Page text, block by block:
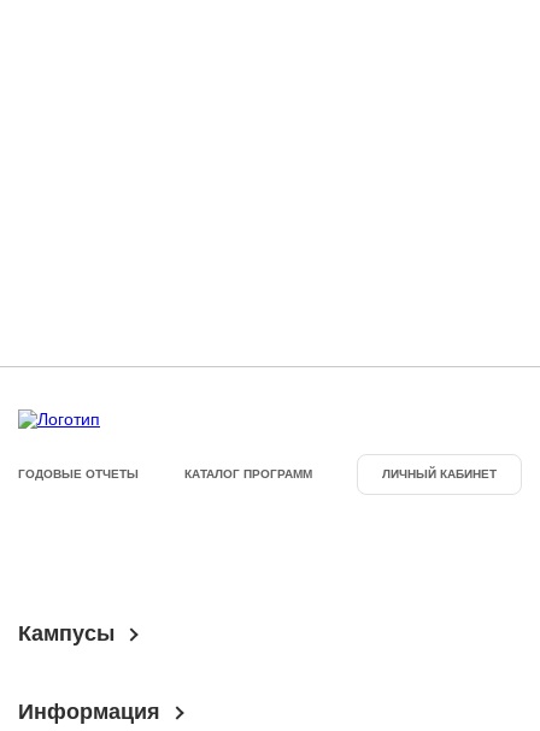
ГОДОВЫЕ ОТЧЕТЫ КАТАЛОГ ПРОГРАММ ЛИЧНЫЙ КАБИНЕТ
Кампусы
Информация